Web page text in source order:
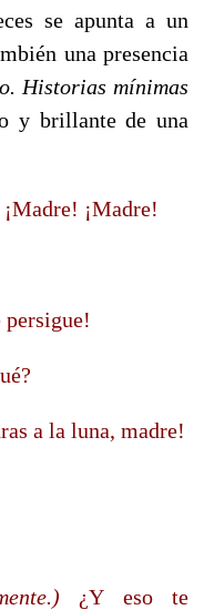
se apunta a un
una presencia
Historias mínimas
y brillante de una
¡Madre! ¡Madre!
persigue!
a la luna, madre!
¿Y eso te